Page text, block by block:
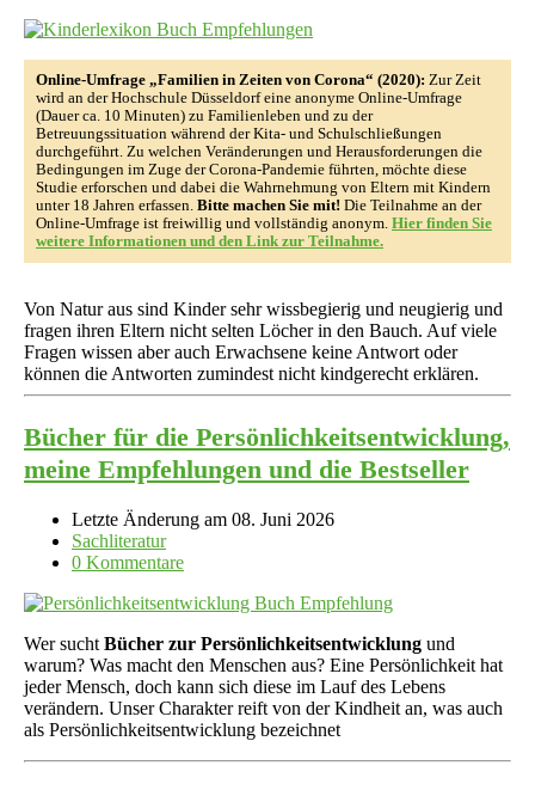
Online-Umfrage „Familien in Zeiten von Corona“ (2020): Zur Zeit
wird an der Hochschule Düsseldorf eine anonyme Online-Umfrage
(Dauer ca. 10 Minuten) zu Familienleben und zu der
Betreuungssituation während der Kita- und Schulschließungen
durchgeführt. Zu welchen Veränderungen und Herausforderungen die
Bedingungen im Zuge der Corona-Pandemie führten, möchte diese
Studie erforschen und dabei die Wahrnehmung von Eltern mit Kindern
unter 18 Jahren erfassen. Bitte machen Sie mit! Die Teilnahme an der
Online-Umfrage ist freiwillig und vollständig anonym. Hier finden Sie
weitere Informationen und den Link zur Teilnahme.
Von Natur aus sind Kinder sehr wissbegierig und neugierig und
fragen ihren Eltern nicht selten Löcher in den Bauch. Auf viele
Fragen wissen aber auch Erwachsene keine Antwort oder
können die Antworten zumindest nicht kindgerecht erklären.
Bücher für die Persönlichkeitsentwicklung,
meine Empfehlungen und die Bestseller
Letzte Änderung am 08. Juni 2026
Sachliteratur
0 Kommentare
Wer sucht Bücher zur Persönlichkeitsentwicklung und
warum? Was macht den Menschen aus? Eine Persönlichkeit hat
jeder Mensch, doch kann sich diese im Lauf des Lebens
verändern. Unser Charakter reift von der Kindheit an, was auch
als Persönlichkeitsentwicklung bezeichnet